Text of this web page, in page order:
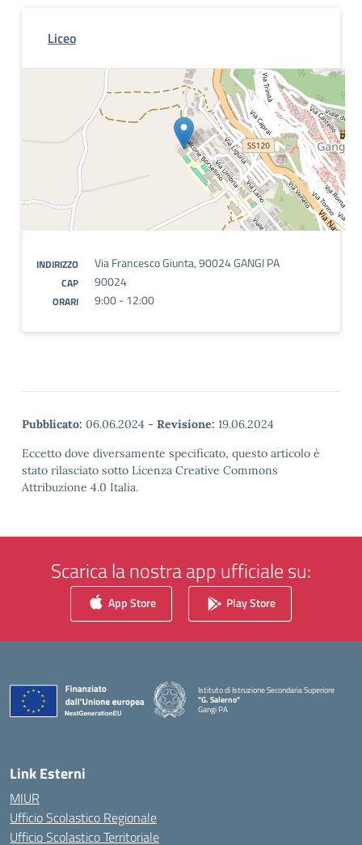
Liceo
INDIRIZZO Via Francesco Giunta, 90024 GANGI PA
CAP 90024
ORARI 9:00 - 12:00
Pubblicato: 06.06.2024 - Revisione: 19.06.2024
Eccetto dove diversamente specificato, questo articolo è
stato rilasciato sotto Licenza Creative Commons
Attribuzione 4.0 Italia.
Scarica la nostra app ufficiale su:
App Store Play Store
Istituto di Istruzione Secondaria Superiore
"G. Salerno"
Gangi PA
— Visita la pagina iniziale della scuola
Link Esterni
MIUR
Ufficio Scolastico Regionale
Ufficio Scolastico Territoriale